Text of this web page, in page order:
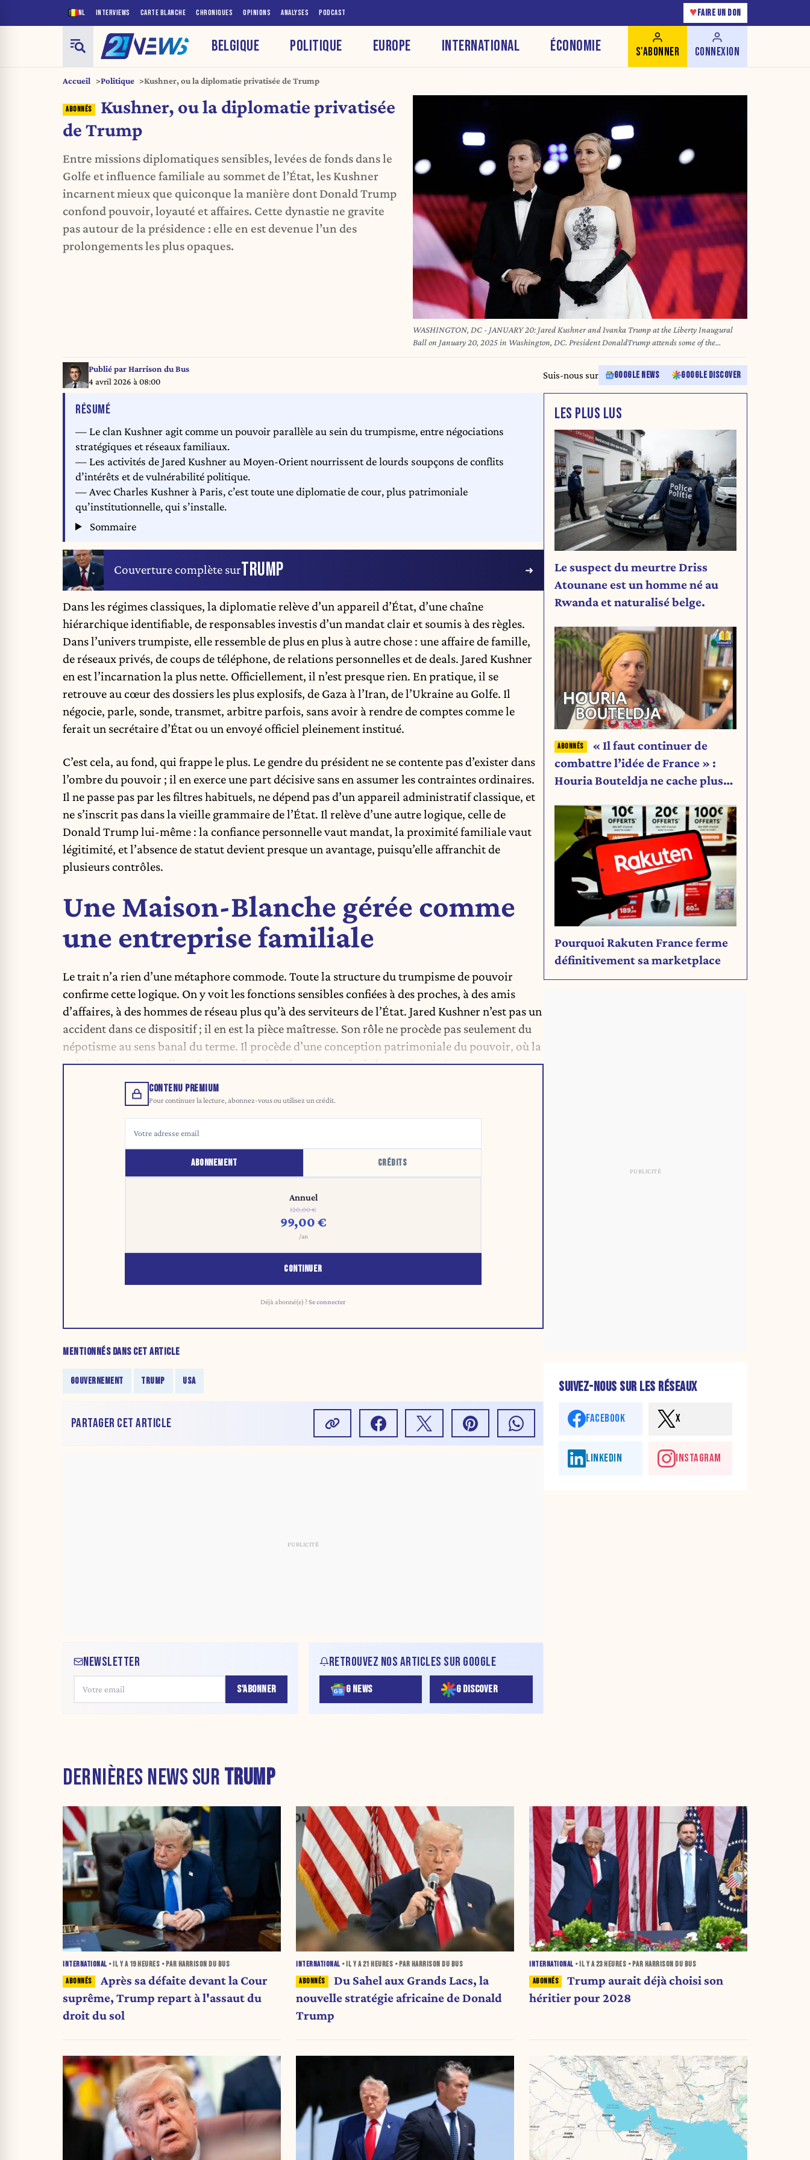
NL INTERVIEWS CARTE BLANCHE CHRONIQUES OPINIONS ANALYSES PODCAST ♥ FAIRE UN DON
BELGIQUE POLITIQUE EUROPE INTERNATIONAL ÉCONOMIE S'ABONNER CONNEXION
Accueil Politique Kushner, ou la diplomatie privatisée de Trump
Kushner, ou la diplomatie privatisée
de Trump
Entre missions diplomatiques sensibles, levées de fonds dans le
Golfe et influence familiale au sommet de l’État, les Kushner
incarnent mieux que quiconque la manière dont Donald Trump
confond pouvoir, loyauté et affaires. Cette dynastie ne gravite
pas autour de la présidence : elle en est devenue l’un des
prolongements les plus opaques.
WASHINGTON, DC - JANUARY 20: Jared Kushner and Ivanka Trump at the Liberty Inaugural
Ball on January 20, 2025 in Washington, DC. President DonaldTrump attends some of the
inaugural balls after taking the oath as the 47th president. Photo by Anna
Publié parHarrison du Bus
4 avril 2026 à 08:00
Suis-nous sur GOOGLE NEWS GOOGLE DISCOVER
RÉSUMÉDE L'ARTICLE
— Le clan Kushner agit comme un pouvoir parallèle au sein du trumpisme, entre négociations
stratégiques et réseaux familiaux.
— Les activités de Jared Kushner au Moyen-Orient nourrissent de lourds soupçons de conflits
d’intérêts et de vulnérabilité politique.
— Avec Charles Kushner à Paris, c’est toute une diplomatie de cour, plus patrimoniale
qu’institutionnelle, qui s’installe.
Sommaire
Couverture complète surTRUMP
Dans les régimes classiques, la diplomatie relève d’un appareil d’État, d’une chaîne
hiérarchique identifiable, de responsables investis d’un mandat clair et soumis à des règles.
Dans l’univers trumpiste, elle ressemble de plus en plus à autre chose : une affaire de famille,
de réseaux privés, de coups de téléphone, de relations personnelles et de deals. Jared Kushner
en est l’incarnation la plus nette. Officiellement, il n’est presque rien. En pratique, il se
retrouve au cœur des dossiers les plus explosifs, de Gaza à l’Iran, de l’Ukraine au Golfe. Il
négocie, parle, sonde, transmet, arbitre parfois, sans avoir à rendre de comptes comme le
ferait un secrétaire d’État ou un envoyé officiel pleinement institué.
C’est cela, au fond, qui frappe le plus. Le gendre du président ne se contente pas d’exister dans
l’ombre du pouvoir ; il en exerce une part décisive sans en assumer les contraintes ordinaires.
Il ne passe pas par les filtres habituels, ne dépend pas d’un appareil administratif classique, et
ne s’inscrit pas dans la vieille grammaire de l’État. Il relève d’une autre logique, celle de
Donald Trump lui-même : la confiance personnelle vaut mandat, la proximité familiale vaut
légitimité, et l’absence de statut devient presque un avantage, puisqu’elle affranchit de
plusieurs contrôles.
Une Maison-Blanche gérée comme
une entreprise familiale
Le trait n’a rien d’une métaphore commode. Toute la structure du trumpisme de pouvoir
confirme cette logique. On y voit les fonctions sensibles confiées à des proches, à des amis
d’affaires, à des hommes de réseau plus qu’à des serviteurs de l’État. Jared Kushner n’est pas un
accident dans ce dispositif ; il en est la pièce maîtresse. Son rôle ne procède pas seulement du
népotisme au sens banal du terme. Il procède d’une conception patrimoniale du pouvoir, où la
politique étrangère elle-même est absorbée dans un cercle de loyautés privées.
CONTENU PREMIUM
Pour continuer la lecture, abonnez-vous ou utilisez un crédit.
ABONNEMENT CRÉDITS
Annuel
120,00 €
99,00 €
/an
CONTINUER
Déjà abonné(e) ?Se connecter
MENTIONNÉS DANS CET ARTICLE
GOUVERNEMENT TRUMP USA
PARTAGER CET ARTICLE
NEWSLETTER
S'ABONNER
RETROUVEZ NOS ARTICLES SUR GOOGLE
G NEWS G DISCOVER
LES PLUS LUS
Le suspect du meurtre Driss
Atounane est un homme né au
Rwanda et naturalisé belge.
« Il faut continuer de
combattre l’idée de France » :
Houria Bouteldja ne cache plus
Pourquoi Rakuten France ferme
définitivement sa marketplace
SUIVEZ-NOUS SUR LES RÉSEAUX
FACEBOOK X
LINKEDIN INSTAGRAM
DERNIÈRES NEWS SUR TRUMP
INTERNATIONAL • IL Y A 19 HEURES • PAR HARRISON DU BUS
Après sa défaite devant la Cour
suprême, Trump repart à l'assaut du
droit du sol
INTERNATIONAL • IL Y A21 HEURES • PAR HARRISON DU BUS
Du Sahel aux Grands Lacs, la
nouvelle stratégie africaine de Donald
Trump
INTERNATIONAL • IL Y A23 HEURES • PAR HARRISON DU BUS
Trump aurait déjà choisi son
héritier pour 2028